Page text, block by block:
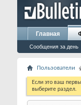
Главная
Сообщения за день
Пользователи
Если это ваш
выберите раздел.